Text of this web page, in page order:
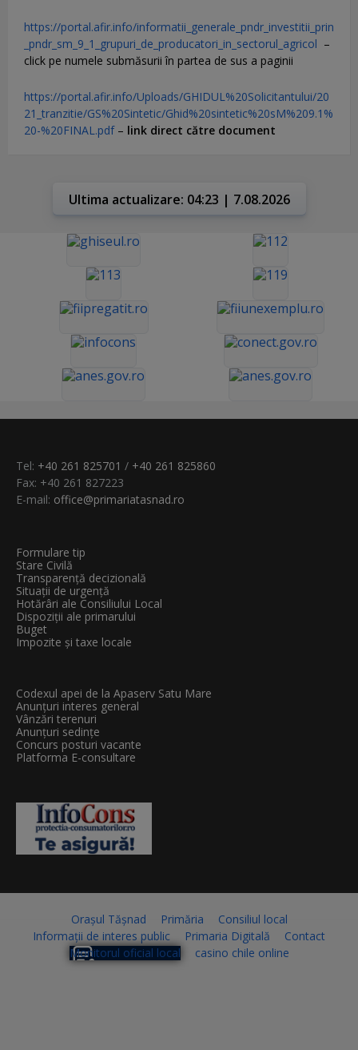
https://portal.afir.info/informatii_generale_pndr_investitii_prin
_pndr_sm_9_1_grupuri_de_producatori_in_sectorul_agricol –
click pe numele submăsurii în partea de sus a paginii
https://portal.afir.info/Uploads/GHIDUL%20Solicitantului/20
21_tranzitie/GS%20Sintetic/Ghid%20sintetic%20sM%209.1%
20-%20FINAL.pdf– link direct către document
Ultima actualizare: 04:23 | 7.08.2026
Tel: +40 261 825701 / +40 261 825860
Fax: +40 261 827223
E-mail: office@primariatasnad.ro
Formulare tip
Stare Civilă
Transparenţă decizională
Situații de urgență
Hotărâri ale Consiliului Local
Dispoziții ale primarului
Buget
Impozite și taxe locale
Codexul apei de la Apaserv Satu Mare
Anunțuri interes general
Vânzări terenuri
Anunțuri sedințe
Concurs posturi vacante
Platforma E-consultare
Orașul Tășnad Primăria
Consiliul local
Informații de interes public
Primaria Digitală
Contact
Monitorul oficial local
casino chile online